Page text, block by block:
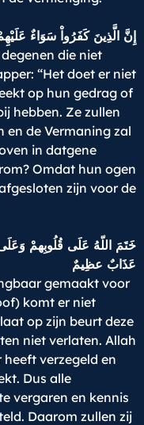
إِنَّ الَّذِينَ كَفَرُواْ سَوَاءٌ
die niet
“Het doet er niet
op hun gedrag of
hebben. Ze zullen
en de Vermaning zal
in datgene
Omdat hun ogen
zijn voor de
خَتَمَ اللّهُ عَلَى قُلُوبِهمْ
عَذَابٌ عظِيمٌ
gemaakt voor
komt er niet
op zijn beurt deze
niet verlaten. Allah
verzegeld en
Dus alle
vergaren en kennis
Daarom zullen zij